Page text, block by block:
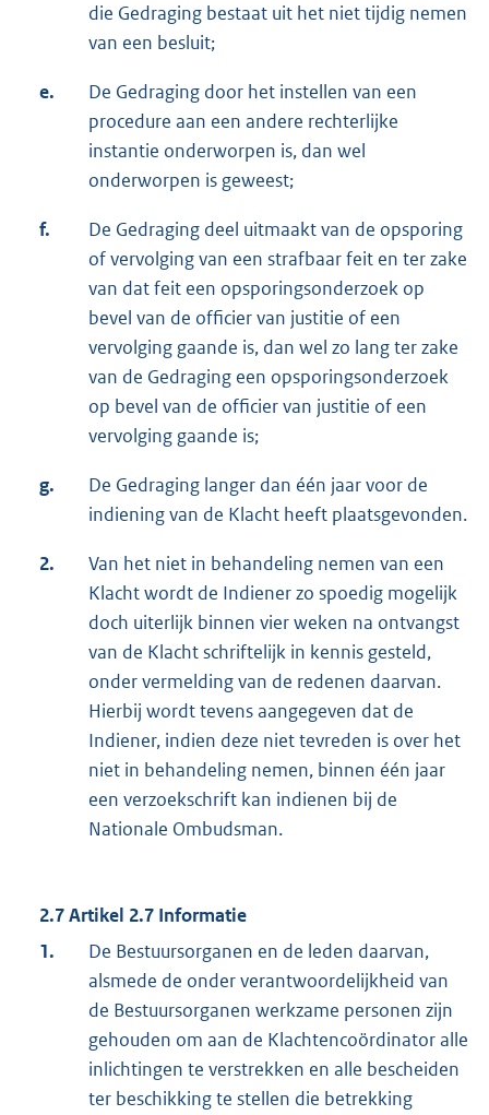
die Gedraging bestaat uit het niet tijdig nemen
van een besluit;
e.
De Gedraging door het instellen van een
procedure aan een andere rechterlijke
instantie onderworpen is, dan wel
onderworpen is geweest;
f.
De Gedraging deel uitmaakt van de opsporing
of vervolging van een strafbaar feit en ter zake
van dat feit een opsporingsonderzoek op
bevel van de officier van justitie of een
vervolging gaande is, dan wel zo lang ter zake
van de Gedraging een opsporingsonderzoek
op bevel van de officier van justitie of een
vervolging gaande is;
g.
De Gedraging langer dan één jaar voor de
indiening van de Klacht heeft plaatsgevonden.
2.
Van het niet in behandeling nemen van een
Klacht wordt de Indiener zo spoedig mogelijk
doch uiterlijk binnen vier weken na ontvangst
van de Klacht schriftelijk in kennis gesteld,
onder vermelding van de redenen daarvan.
Hierbij wordt tevens aangegeven dat de
Indiener, indien deze niet tevreden is over het
niet in behandeling nemen, binnen één jaar
een verzoekschrift kan indienen bij de
Nationale Ombudsman.
2.7 Artikel 2.7 Informatie
1.
De Bestuursorganen en de leden daarvan,
alsmede de onder verantwoordelijkheid van
de Bestuursorganen werkzame personen zijn
gehouden om aan de Klachtencoördinator alle
inlichtingen te verstrekken en alle bescheiden
ter beschikking te stellen die betrekking